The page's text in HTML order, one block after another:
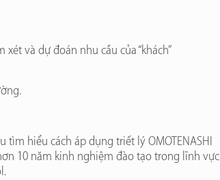
và dự đoán nhu cầu của “khách”
tìm hiểu cách áp dụng triết lý OMOTENASHI
10 năm kinh nghiệm đào tạo trong lĩnh vực